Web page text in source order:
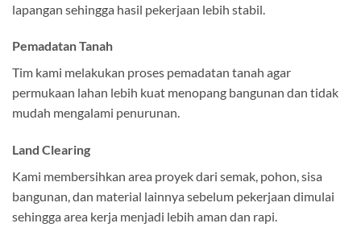
lapangan sehingga hasil pekerjaan lebih stabil.
Pemadatan Tanah
Tim kami melakukan proses pemadatan tanah agar
permukaan lahan lebih kuat menopang bangunan dan tidak
mudah mengalami penurunan.
Land Clearing
Kami membersihkan area proyek dari semak, pohon, sisa
bangunan, dan material lainnya sebelum pekerjaan dimulai
sehingga area kerja menjadi lebih aman dan rapi.